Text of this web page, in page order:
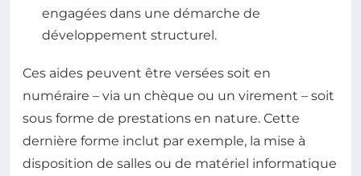
engagées dans une démarche de
développement structurel.
Ces aides peuvent être versées soit en
numéraire – via un chèque ou un virement – soit
sous forme de prestations en nature. Cette
dernière forme inclut par exemple, la mise à
disposition de salles ou de matériel informatique